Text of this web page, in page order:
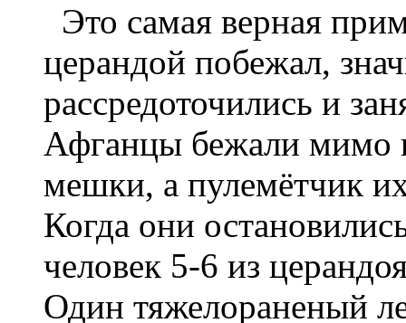
Это самая верная
церандой побежал,
рассредоточились и
Афганцы бежали мимо
мешки, а пулемётчик
Когда они
человек 5-6 из
Один тяжелораненый